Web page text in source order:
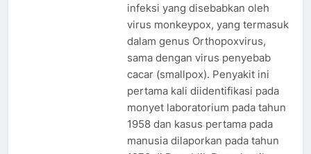
infeksi yang disebabkan oleh
virus monkeypox, yang termasuk
dalam genus Orthopoxvirus,
sama dengan virus penyebab
cacar (smallpox). Penyakit ini
pertama kali diidentifikasi pada
monyet laboratorium pada tahun
1958 dan kasus pertama pada
manusia dilaporkan pada tahun